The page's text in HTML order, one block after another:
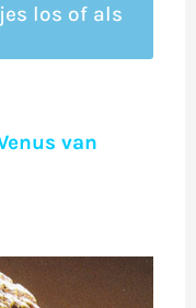
los of als
van